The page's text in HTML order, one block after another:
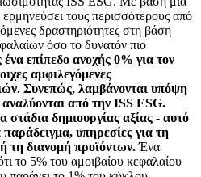
τους περισσότερους από
δραστηριότητες στη βάση
όσο το δυνατόν πιο
επίπεδο ανοχής 0% για τον
αμφιλεγόμενες
Συνεπώς, λαμβάνονται υπόψη
από την ISS ESG.
δημιουργίας αξίας - αυτό
υπηρεσίες για τη
τη διανομή προϊόντων.Ένα
το 5% του αμοιβαίου κεφαλαίου